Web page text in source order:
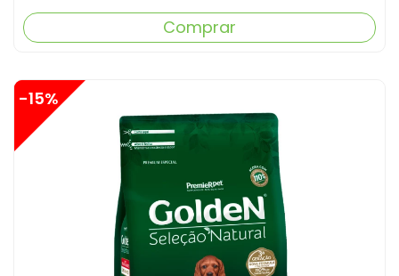
Comprar
-15%